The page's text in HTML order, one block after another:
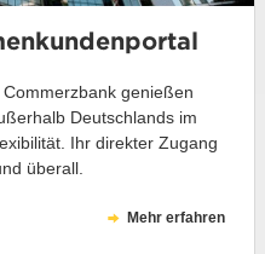
genießen
Deutschlands im
Ihr direkter Zugang
überall.
Mehr erfahren